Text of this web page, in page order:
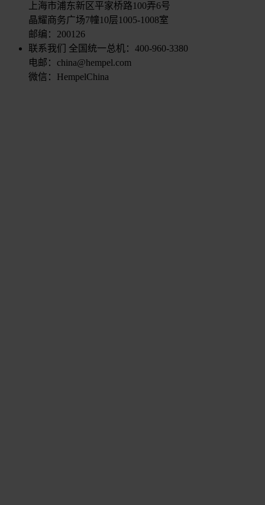
上海市浦东新区平家桥路100弄6号
晶耀商务广场7幢10层1005-1008室
邮编：200126
联系我们
全国统一总机：400-960-3380
电邮：china@hempel.com
微信：HempelChina